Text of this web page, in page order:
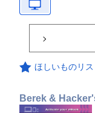
ほしいものリ
Berek &